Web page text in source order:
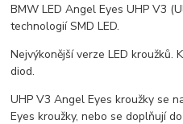
BMW LED Angel Eyes UHP V3
technologií SMD LED.
Nejvýkonější verze LED kroužků.
diod.
UHP V3 Angel Eyes kroužky se
Eyes kroužky, nebo se doplňují